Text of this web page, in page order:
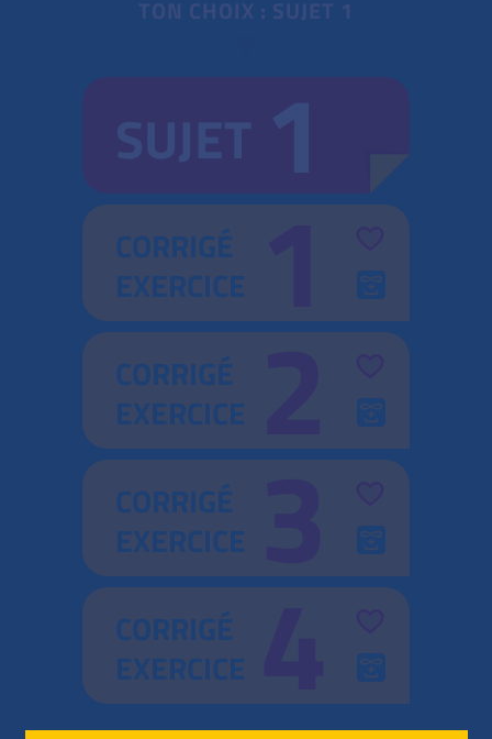
TON CHOIX : SUJET 1
CORRIGÉ
EXERCICE 1
CORRIGÉ
EXERCICE 2
CORRIGÉ
EXERCICE 3
CORRIGÉ
EXERCICE 4